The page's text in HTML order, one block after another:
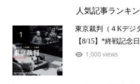
人気記事ランキ
1
東京裁判（４Kデジ
【8/15】*終戦記念日
1,000 views